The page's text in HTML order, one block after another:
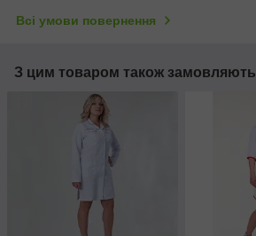
Всі умови повернення
З цим товаром також замовляють